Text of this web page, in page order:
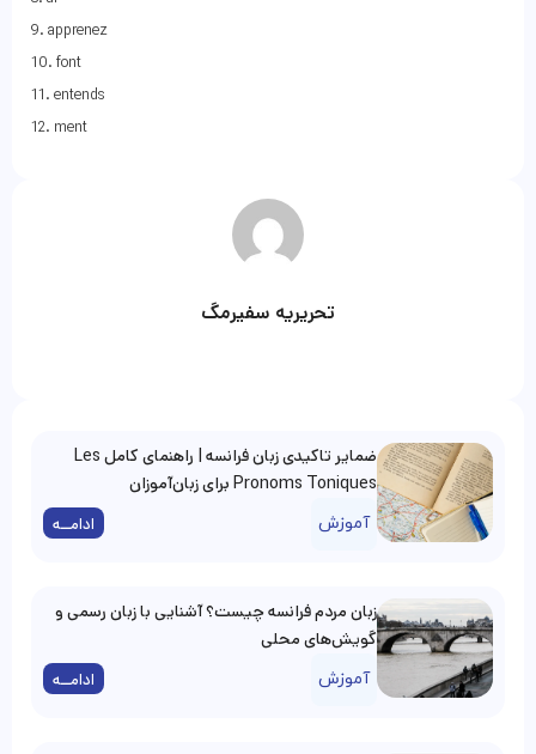
9. apprenez
10. font
11. entends
12. ment
تحریریه سفیرمگ
ضمایر تاکیدی زبان فرانسه | راهنمای کامل Les
Pronoms Toniques برای زبان‌آموزان
آموزش ادامــه
زبان مردم فرانسه چیست؟ آشنایی با زبان رسمی و
گویش‌های محلی
آموزش ادامــه